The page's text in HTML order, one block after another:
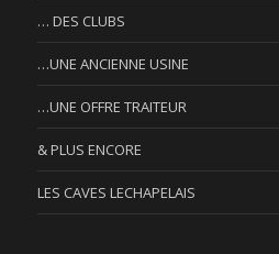
… DES CLUBS
…UNE ANCIENNE USINE
…UNE OFFRE TRAITEUR
& PLUS ENCORE
LES CAVES LECHAPELAIS